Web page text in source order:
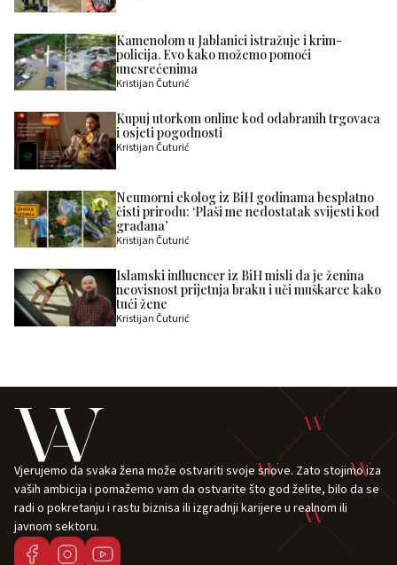
Kamenolom u Jablanici istražuje i krim-
policija. Evo kako možemo pomoći
unesrećenima
Kristijan Čuturić
Kupuj utorkom online kod odabranih trgovaca
i osjeti pogodnosti
Kristijan Čuturić
Neumorni ekolog iz BiH godinama besplatno
čisti prirodu: ‘Plaši me nedostatak svijesti kod
građana’
Kristijan Čuturić
Islamski influencer iz BiH misli da je ženina
neovisnost prijetnja braku i uči muškarce kako
tući žene
Kristijan Čuturić
Vjerujemo da svaka žena može ostvariti svoje snove. Zato stojimo iza
vaših ambicija i pomažemo vam da ostvarite što god želite, bilo da se
radi o pokretanju i rastu biznisa ili izgradnji karijere u realnom ili
javnom sektoru.